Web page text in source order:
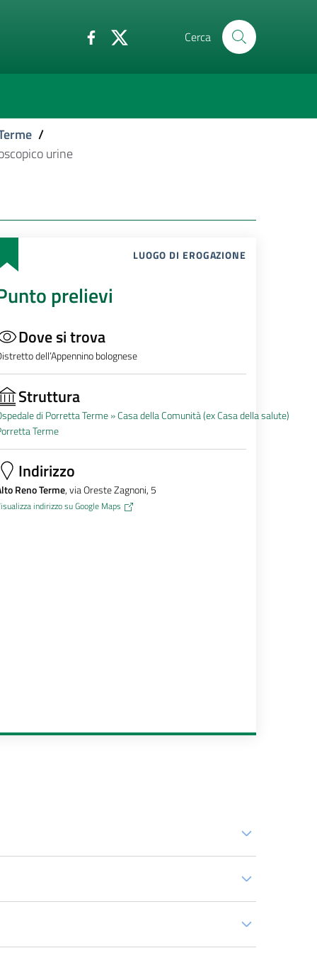
Cerca
/
urine
LUOGO DI EROGAZIONE
prelievi
Dove si trova
dell’Appennino bolognese
Struttura
di Porretta Terme »Casa della Comunità (ex Casa della salute)
Terme
Indirizzo
Reno Terme, via Oreste Zagnoni, 5
indirizzo su Google Maps